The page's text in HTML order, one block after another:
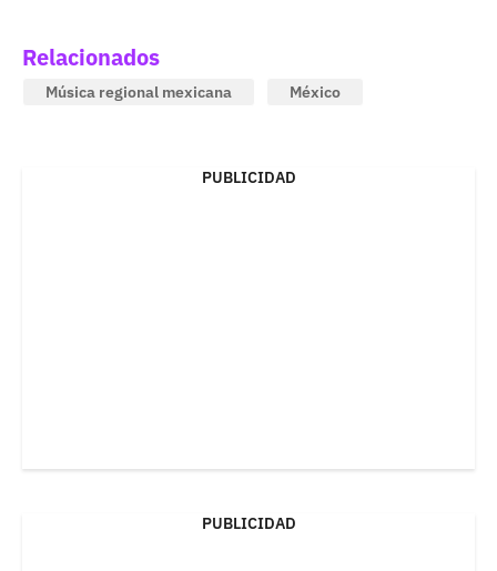
Relacionados
Música regional mexicana México
PUBLICIDAD
PUBLICIDAD